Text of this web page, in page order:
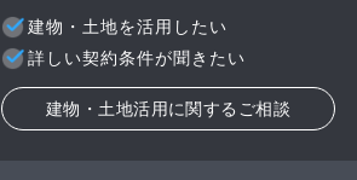
建物・土地を活用したい
詳しい契約条件が聞きたい
建物・土地活用に関するご相談